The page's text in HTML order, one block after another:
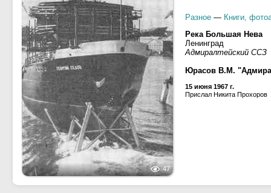
47
Разное — Книги,
Река Большая Нева
Ленинград
Адмиралтейский ССЗ
Юрасов В.М.
15 июня 1967 г.
Прислал Никита Прохоров